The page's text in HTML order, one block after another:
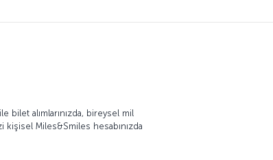
bilet alımlarınızda, bireysel mil
kişisel Miles&Smiles hesabınızda